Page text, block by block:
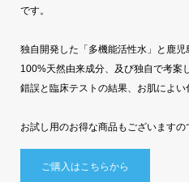
です。
独自開発した「多機能活性水」と鹿
100%天然由来成分、及び独自で考案
錯誤と臨床テストの結果、お肌によい
お試し用のお得な商品もございますの
ご購入はこちらから